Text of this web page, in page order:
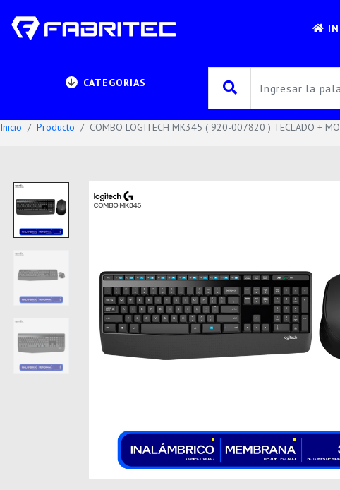
CATEGORIAS
Inicio Producto COMBO LOGITECH MK345 ( 920-007820 ) TECLADO +